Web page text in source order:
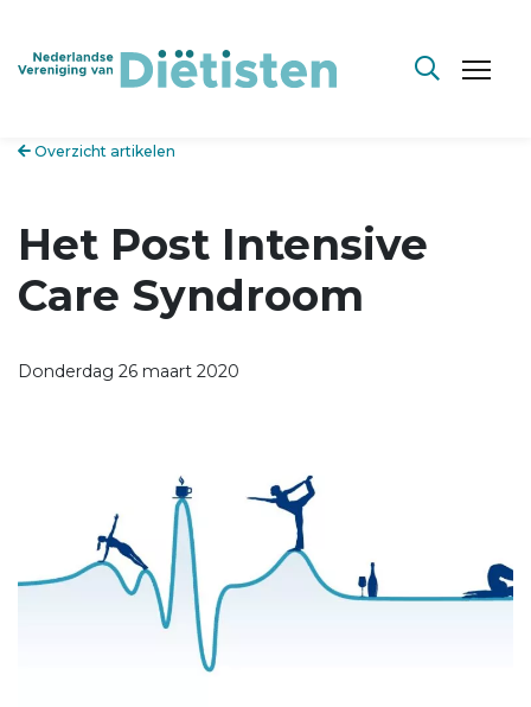
Overzicht artikelen
Het Post Intensive
Care Syndroom
Donderdag 26 maart 2020